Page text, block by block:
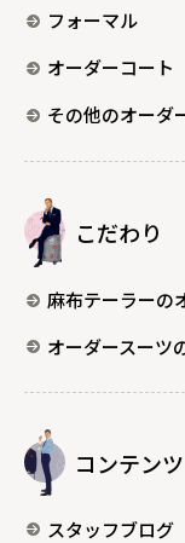
フォーマル
オーダーコート
その他のオーダ
こだわり
麻布テーラーの
オーダースーツ
コンテンツ
スタッフブログ